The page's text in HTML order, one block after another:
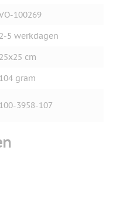
100269
2-5 werkdagen
25x25 cm
104 gram
100-3958-107